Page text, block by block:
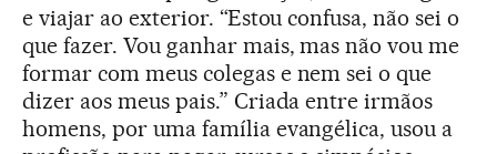
e viajar ao exterior. “Estou confusa, não sei o
que fazer. Vou ganhar mais, mas não vou me
formar com meus colegas e nem sei o que
dizer aos meus pais.” Criada entre irmãos
homens, por uma família evangélica, usou a